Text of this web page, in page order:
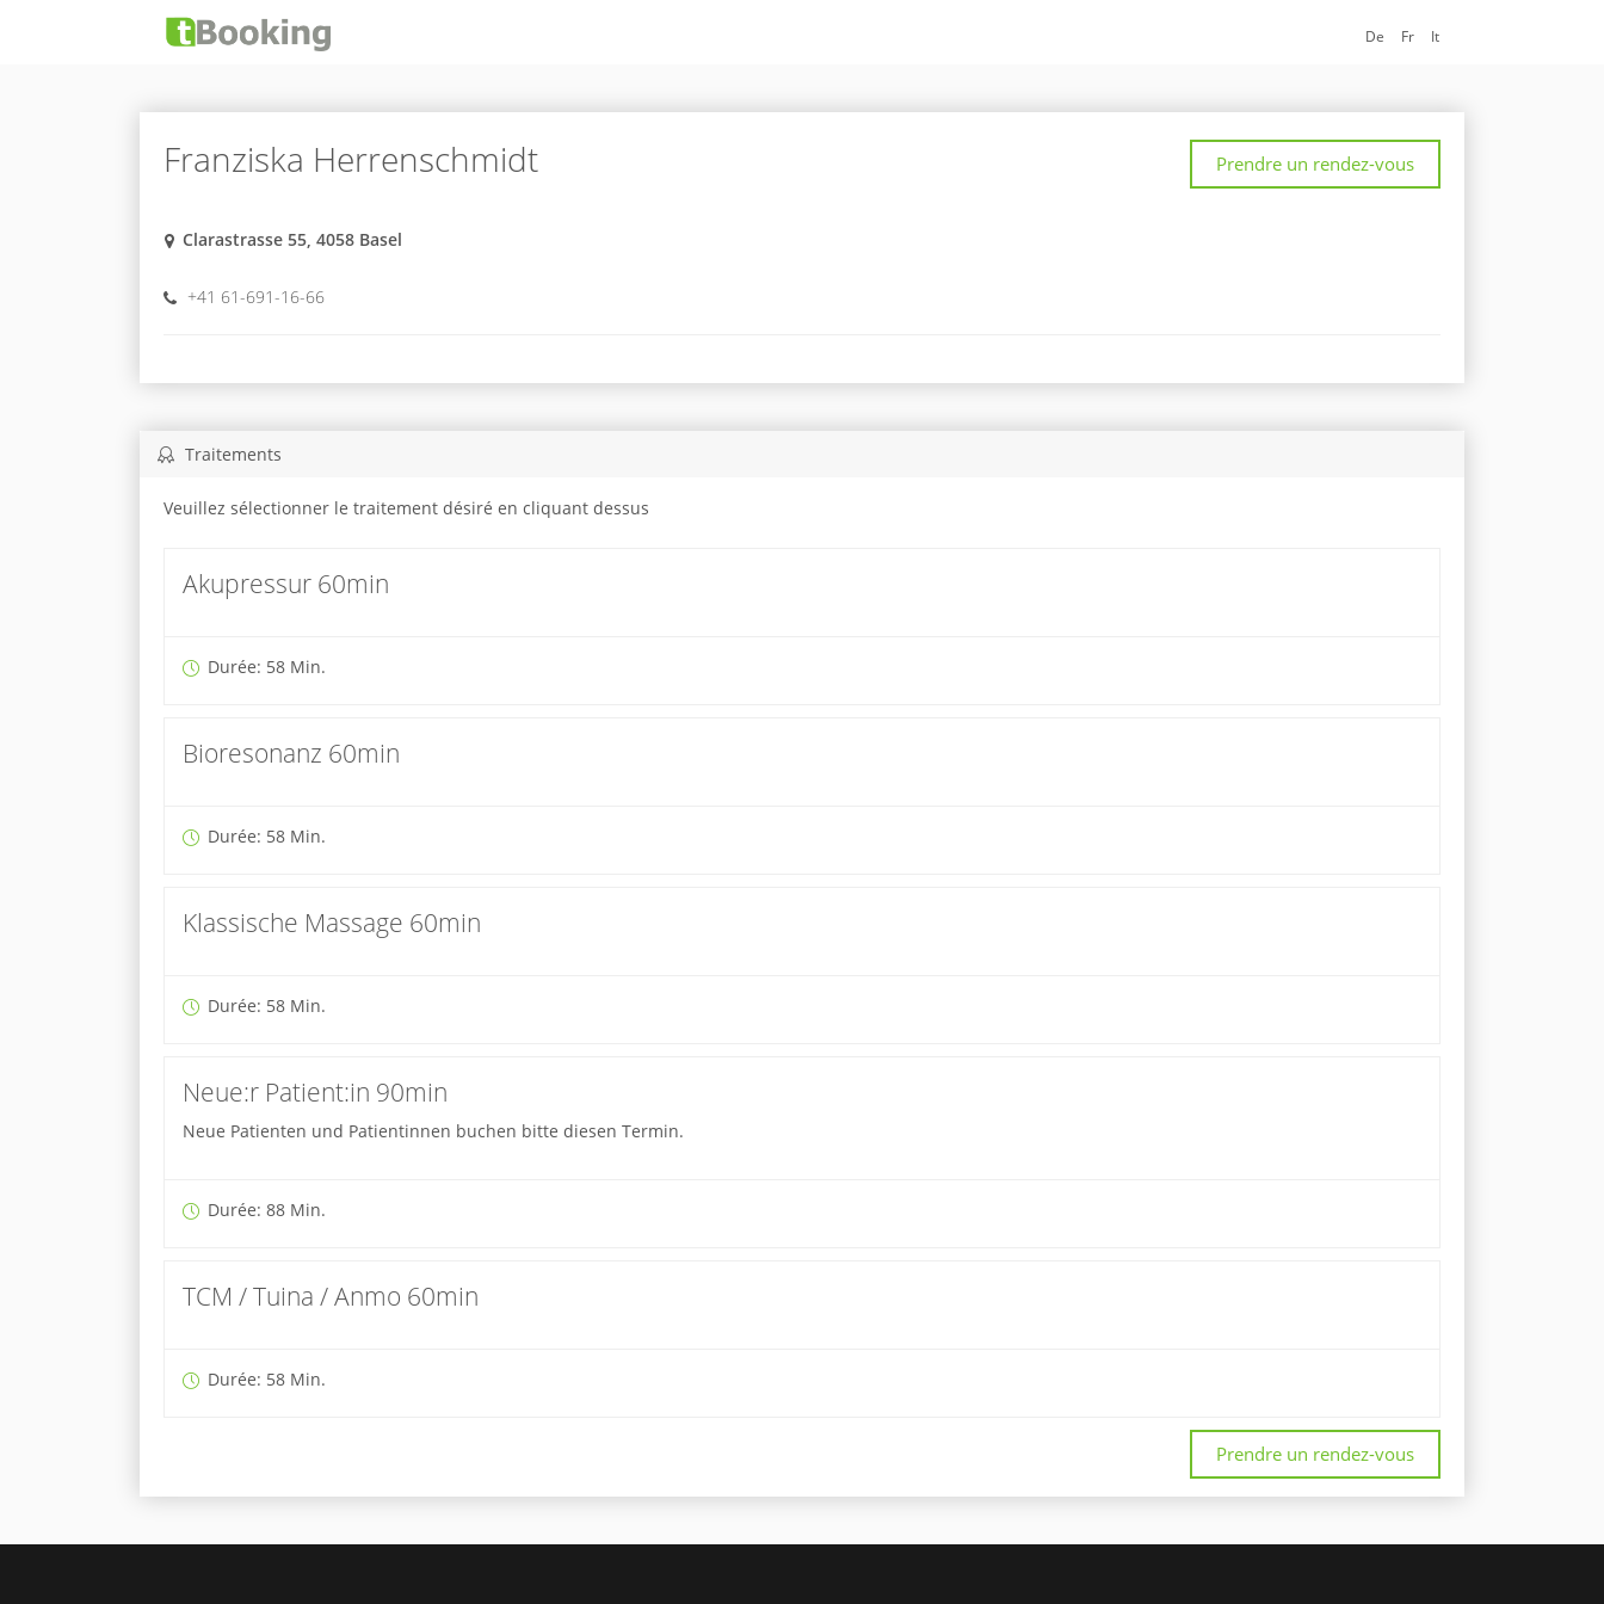
De Fr It
Franziska Herrenschmidt Prendre un rendez-vous
Clarastrasse 55, 4058 Basel
+41 61-691-16-66
Traitements
Veuillez sélectionner le traitement désiré en cliquant dessus
Akupressur 60min
Durée: 58 Min.
Bioresonanz 60min
Durée: 58 Min.
Klassische Massage 60min
Durée: 58 Min.
Neue:r Patient:in 90min
Neue Patienten und Patientinnen buchen bitte diesen Termin.
Durée: 88 Min.
TCM / Tuina / Anmo 60min
Durée: 58 Min.
Prendre un rendez-vous